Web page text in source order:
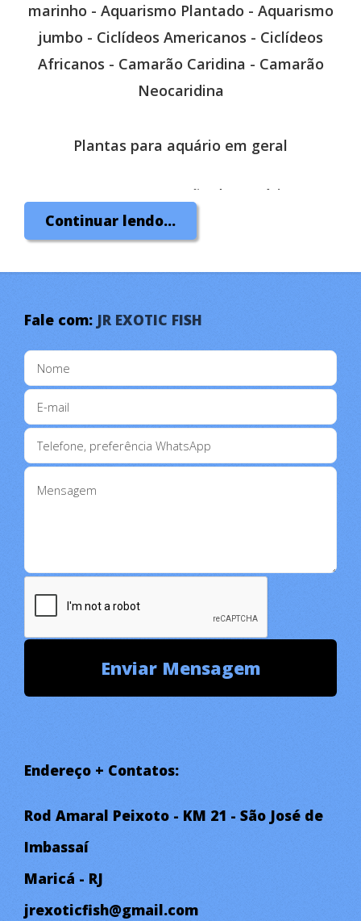
marinho - Aquarismo Plantado - Aquarismo
jumbo - Ciclídeos Americanos - Ciclídeos
Africanos - Camarão Caridina - Camarão
Neocaridina
Plantas para aquário em geral
Montagem e Manutenção de Aquários Doce
e Marinho
Continuar lendo...
Fale com: JR EXOTIC FISH
Endereço + Contatos:
Rod Amaral Peixoto - KM 21 - São José de
Imbassaí
Maricá - RJ
jrexoticfish@gmail.com